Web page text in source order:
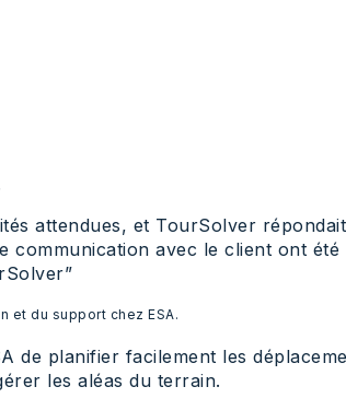
attendues, et TourSolver
communication avec le client ont été
et du support chez ESA.
de planifier facilement les
les aléas du terrain.